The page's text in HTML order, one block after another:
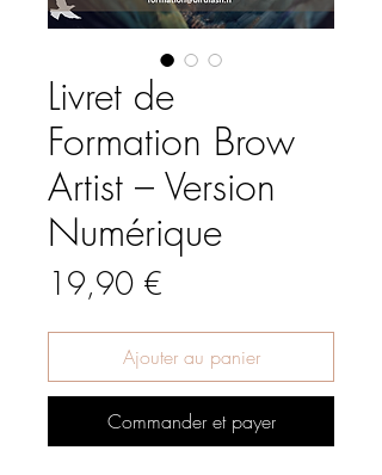
Livret de
Formation Brow
Artist – Version
Numérique
19,90 €
Ajouter au panier
Commander et payer